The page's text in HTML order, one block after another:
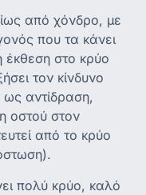
από χόνδρο, με
που τα κάνει
στο κρύο
τον κίνδυνο
αντίδραση,
οστού στον
από το κρύο
πολύ κρύο, καλό